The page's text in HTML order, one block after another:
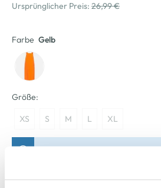
Ursprünglicher Preis: 26,99 €
Farbe Gelb
Größe:
XS S M L XL
Bitte wählen Sie eine Größe aus